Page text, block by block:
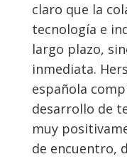
claro que la
tecnología e
largo plazo,
inmediata.
española
desarrollo de
muy
de encuentro,